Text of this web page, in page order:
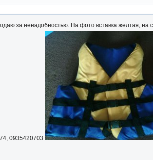
за ненадобностью. На фото вставка желтая, на
0935420703